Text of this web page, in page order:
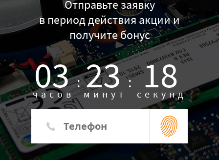
Отправьте заявку
в период действия акции и
получите бонус
03 :
часов 23 :
минут 18
секунд